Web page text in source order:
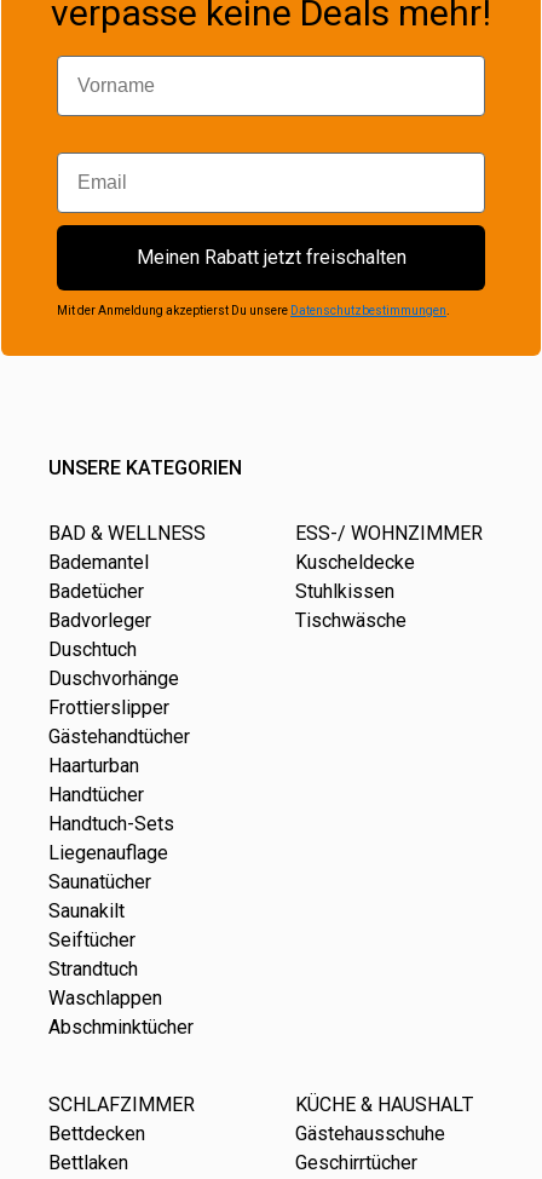
verpasse keine Deals mehr!
Vorname
Email
Meinen Rabatt jetzt freischalten
Mit der Anmeldung akzeptierst Du unsere Datenschutzbestimmungen
UNSERE KATEGORIEN
BAD & WELLNESS
Bademantel
Badetücher
Badvorleger
Duschtuch
Duschvorhänge
Frottierslipper
Gästehandtücher
Haarturban
Handtücher
Handtuch-Sets
Liegenauflage
Saunatücher
Saunakilt
Seiftücher
Strandtuch
Waschlappen
Abschminktücher
ESS-/ WOHNZIMMER
Kuscheldecke
Stuhlkissen
Tischwäsche
SCHLAFZIMMER
Bettdecken
Bettlaken
KÜCHE & HAUSHALT
Gästehausschuhe
Geschirrtücher